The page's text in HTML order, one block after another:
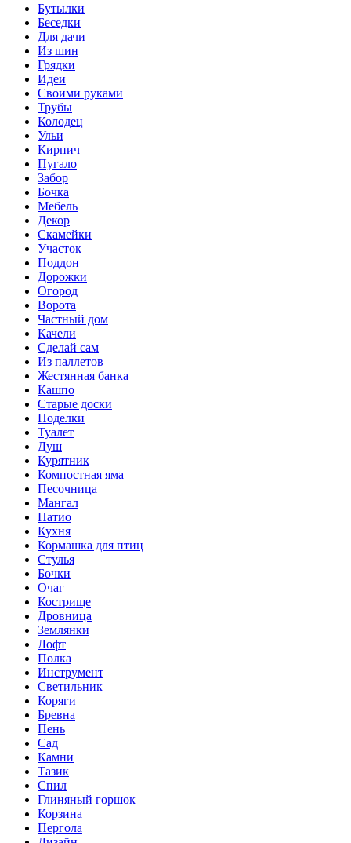
Бутылки
Беседки
Для дачи
Из шин
Грядки
Идеи
Своими руками
Трубы
Колодец
Ульи
Кирпич
Пугало
Забор
Бочка
Мебель
Декор
Скамейки
Участок
Поддон
Дорожки
Огород
Ворота
Частный дом
Качели
Сделай сам
Из паллетов
Жестянная банка
Кашпо
Старые доски
Поделки
Туалет
Душ
Курятник
Компостная яма
Песочница
Мангал
Патио
Кухня
Кормашка для птиц
Стулья
Бочки
Очаг
Кострище
Дровница
Землянки
Лофт
Полка
Инструмент
Светильник
Коряги
Бревна
Пень
Сад
Камни
Тазик
Спил
Глиняный горшок
Корзина
Пергола